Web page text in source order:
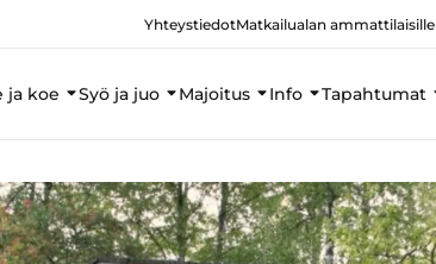
YhteystiedotMatkailualan ammattilaisille
ja koe Syö ja juo Majoitus Info Tapahtumat